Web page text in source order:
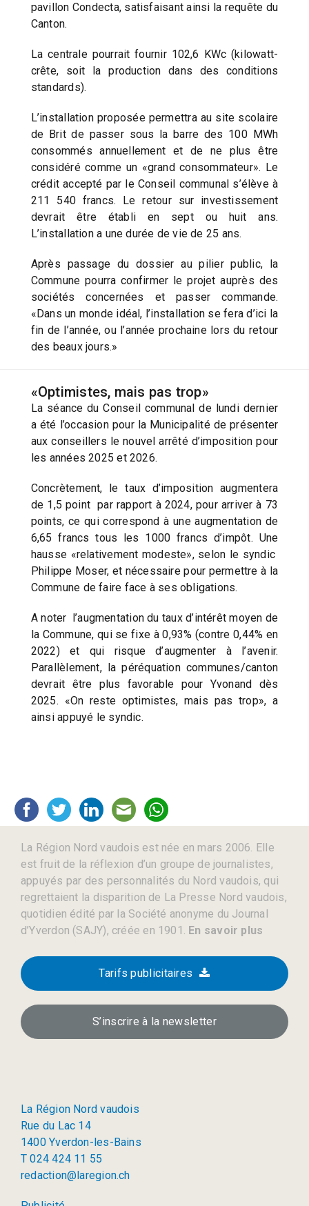
pavillon Condecta, satisfaisant ainsi la requête du
Canton.
La centrale pourrait fournir 102,6 KWc (kilowatt-
crête, soit la production dans des conditions
standards).
L’installation proposée permettra au site scolaire
de Brit de passer sous la barre des 100 MWh
consommés annuellement et de ne plus être
considéré comme un «grand consommateur». Le
crédit accepté par le Conseil communal s’élève à
211 540 francs. Le retour sur investissement
devrait être établi en sept ou huit ans.
L’installation a une durée de vie de 25 ans.
Après passage du dossier au pilier public, la
Commune pourra confirmer le projet auprès des
sociétés concernées et passer commande.
«Dans un monde idéal, l’installation se fera d’ici la
fin de l’année, ou l’année prochaine lors du retour
des beaux jours.»
«Optimistes, mais pas trop»
La séance du Conseil communal de lundi dernier
a été l’occasion pour la Municipalité de présenter
aux conseillers le nouvel arrêté d’imposition pour
les années 2025 et 2026.
Concrètement, le taux d’imposition augmentera
de 1,5 point par rapport à 2024, pour arriver à 73
points, ce qui correspond à une augmentation de
6,65 francs tous les 1000 francs d’impôt. Une
hausse «relativement modeste», selon le syndic
Philippe Moser, et nécessaire pour permettre à la
Commune de faire face à ses obligations.
A noter l’augmentation du taux d’intérêt moyen de
la Commune, qui se fixe à 0,93% (contre 0,44% en
2022) et qui risque d’augmenter à l’avenir.
Parallèlement, la péréquation communes/canton
devrait être plus favorable pour Yvonand dès
2025. «On reste optimistes, mais pas trop», a
ainsi appuyé le syndic.
La Région Nord vaudois est née en mars 2006. Elle
est fruit de la réflexion d’un groupe de journalistes,
appuyés par des personnalités du Nord vaudois, qui
regrettaient la disparition de La Presse Nord vaudois,
quotidien édité par la Société anonyme du Journal
d’Yverdon (SAJY), créée en 1901. En savoir plus
Tarifs publicitaires
S’inscrire à la newsletter
La Région Nord vaudois
Rue du Lac 14
1400 Yverdon-les-Bains
T 024 424 11 55
redaction@laregion.ch